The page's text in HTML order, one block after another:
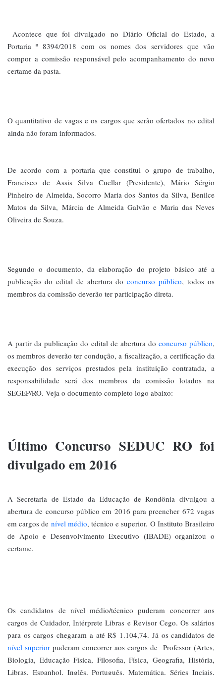
Acontece que foi divulgado no Diário Oficial do Estado, a
Portaria º 8394/2018 com os nomes dos servidores que vão
compor a comissão responsável pelo acompanhamento do novo
certame da pasta.
O quantitativo de vagas e os cargos que serão ofertados no edital
ainda não foram informados.
De acordo com a portaria que constitui o grupo de trabalho,
Francisco de Assis Silva Cuellar (Presidente), Mário Sérgio
Pinheiro de Almeida, Socorro Maria dos Santos da Silva, Benilce
Matos da Silva, Márcia de Almeida Galvão e Maria das Neves
Oliveira de Souza.
Segundo o documento, da elaboração do projeto básico até a
publicação do edital de abertura doconcurso público, todos os
membros da comissão deverão ter participação direta.
A partir da publicação do edital de abertura do concurso público,
os membros deverão ter condução, a fiscalização, a certificação da
execução dos serviços prestados pela instituição contratada, a
responsabilidade será dos membros da comissão lotados na
SEGEP/RO. Veja o documento completo logo abaixo:
Último Concurso SEDUC RO foi
divulgado em 2016
A Secretaria de Estado da Educação de Rondônia divulgou a
abertura de concurso público em 2016 para preencher 672 vagas
em cargos de nível médio, técnico e superior. O Instituto Brasileiro
de Apoio e Desenvolvimento Executivo (IBADE) organizou o
certame.
Os candidatos de nível médio/técnico puderam concorrer aos
cargos de Cuidador, Intérprete Libras e Revisor Cego. Os salários
para os cargos chegaram a até R$ 1.104,74. Já os candidatos de
nível superior puderam concorrer aos cargos de Professor (Artes,
Biologia, Educação Física, Filosofia, Física, Geografia, História,
Libras, Espanhol, Inglês, Português, Matemática, Séries Inciais,